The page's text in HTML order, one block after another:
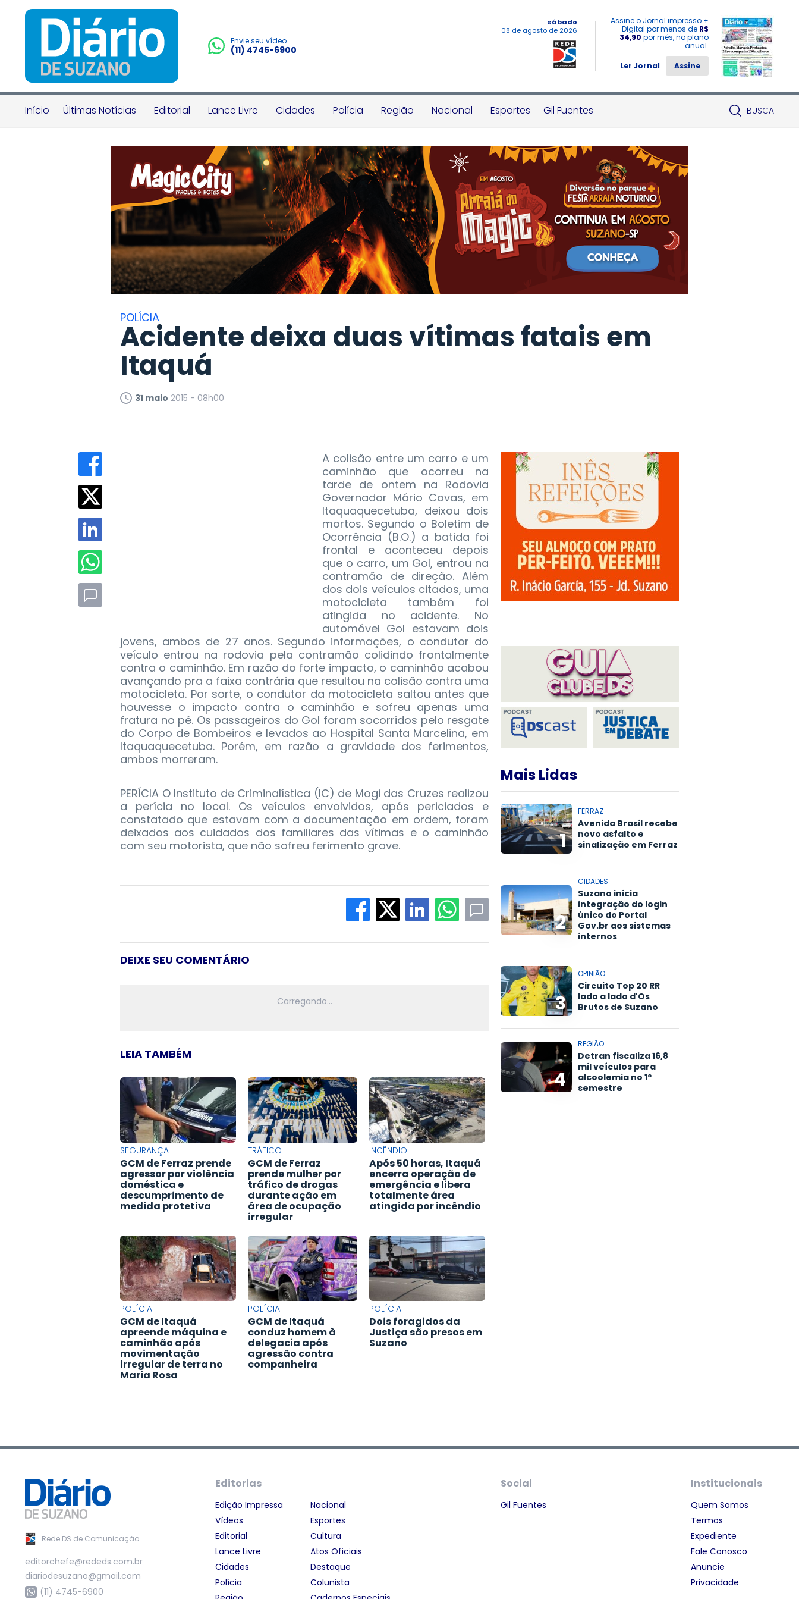
Envie seu vídeo
(11) 4745-6900
sábado
08 de agosto de 2026
Assine o Jornal impresso +
Digital por menos de R$
34,90 por mês, no plano
anual.
Ler Jornal
Assine
Início Últimas Notícias Editorial Lance Livre Cidades Polícia Região Nacional Esportes Gil Fuentes BUSCA
POLÍCIA
Acidente deixa duas vítimas fatais em
Itaquá
31 maio 2015 - 08h00
A colisão entre um carro e um
caminhão que ocorreu na
tarde de ontem na Rodovia
Governador Mário Covas, em
Itaquaquecetuba, deixou dois
mortos. Segundo o Boletim de
Ocorrência (B.O.) a batida foi
frontal e aconteceu depois
que o carro, um Gol, entrou na
contramão de direção. Além
dos dois veículos citados, uma
motocicleta também foi
atingida no acidente. No
automóvel Gol estavam dois
jovens, ambos de 27 anos. Segundo informações, o condutor do
veículo entrou na rodovia pela contramão colidindo frontalmente
contra o caminhão. Em razão do forte impacto, o caminhão acabou
avançando pra a faixa contrária que resultou na colisão contra uma
motocicleta. Por sorte, o condutor da motocicleta saltou antes que
houvesse o impacto contra o caminhão e sofreu apenas uma
fratura no pé. Os passageiros do Gol foram socorridos pelo resgate
do Corpo de Bombeiros e levados ao Hospital Santa Marcelina, em
Itaquaquecetuba. Porém, em razão a gravidade dos ferimentos,
ambos morreram.
PERÍCIA O Instituto de Criminalística (IC) de Mogi das Cruzes realizou
a perícia no local. Os veículos envolvidos, após periciados e
constatado que estavam com a documentação em ordem, foram
deixados aos cuidados dos familiares das vítimas e o caminhão
com seu motorista, que não sofreu ferimento grave.
DEIXE SEU COMENTÁRIO
LEIA TAMBÉM
SEGURANÇA
GCM de Ferraz prende
agressor por violência
doméstica e
descumprimento de
medida protetiva
TRÁFICO
GCM de Ferraz
prende mulher por
tráfico de drogas
durante ação em
área de ocupação
irregular
INCÊNDIO
Após 50 horas, Itaquá
encerra operação de
emergência e libera
totalmente área
atingida por incêndio
POLÍCIA
GCM de Itaquá
apreende máquina e
caminhão após
movimentação
irregular de terra no
Maria Rosa
POLÍCIA
GCM de Itaquá
conduz homem à
delegacia após
agressão contra
companheira
POLÍCIA
Dois foragidos da
Justiça são presos em
Suzano
Mais Lidas
1
FERRAZ
Avenida Brasil recebe
novo asfalto e
sinalização em Ferraz
2
CIDADES
Suzano inicia
integração do login
único do Portal
Gov.br aos sistemas
internos
3
OPINIÃO
Circuito Top 20 RR
lado a lado d'Os
Brutos de Suzano
4
REGIÃO
Detran fiscaliza 16,8
mil veículos para
alcoolemia no 1º
semestre
Rede DS de Comunicação
editorchefe@rededs.com.br
diariodesuzano@gmail.com
(11) 4745-6900
Editorias
Edição Impressa
Vídeos
Editorial
Lance Livre
Cidades
Polícia
Nacional
Esportes
Cultura
Atos Oficiais
Destaque
Colunista
Social
Gil Fuentes
Institucionais
Quem Somos
Termos
Expediente
Fale Conosco
Anuncie
Privacidade